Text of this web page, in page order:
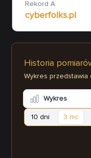
Rekord A
cyberfolks.pl
Historia
Wykres przedstawia
Wykres
10 dni 3 mc